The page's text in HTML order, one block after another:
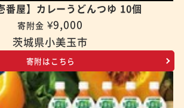
番屋】カレーうどんつゆ 10個
寄附金 ¥9,000
茨城県小美玉市
寄附はこちら